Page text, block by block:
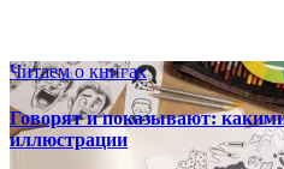
Читаем о книгах
Говорят и показывают:
иллюстрации